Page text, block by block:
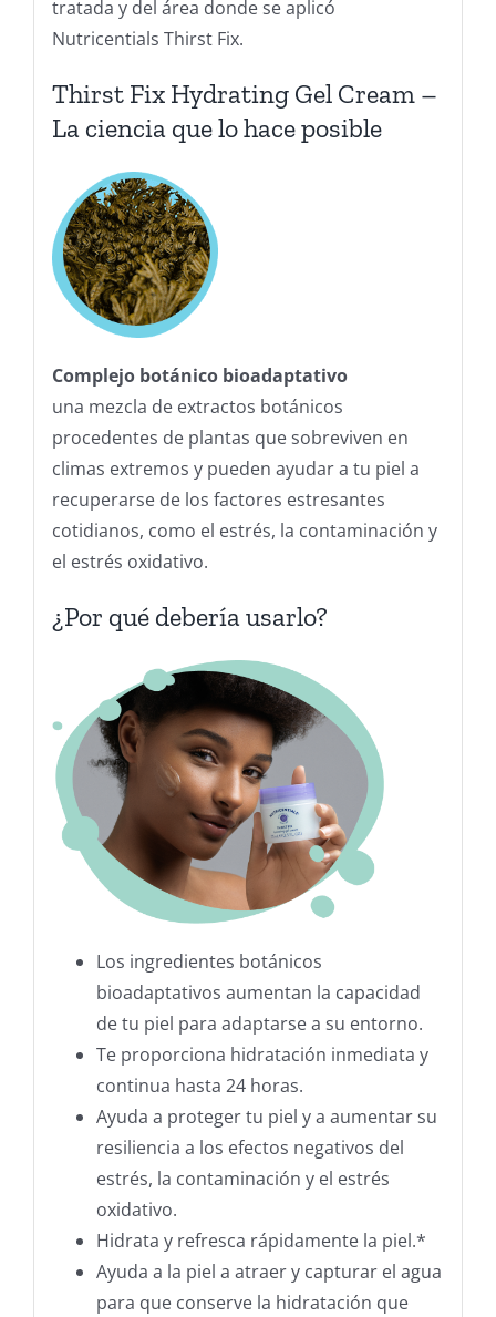
tratada y del área donde se aplicó
Nutricentials Thirst Fix.
Thirst Fix Hydrating Gel Cream –
La ciencia que lo hace posible
Complejo botánico bioadaptativo
una mezcla de extractos botánicos
procedentes de plantas que sobreviven en
climas extremos y pueden ayudar a tu piel a
recuperarse de los factores estresantes
cotidianos, como el estrés, la contaminación y
el estrés oxidativo.
¿Por qué debería usarlo?
Los ingredientes botánicos
bioadaptativos aumentan la capacidad
de tu piel para adaptarse a su entorno.
Te proporciona hidratación inmediata y
continua hasta 24 horas.
Ayuda a proteger tu piel y a aumentar su
resiliencia a los efectos negativos del
estrés, la contaminación y el estrés
oxidativo.
Hidrata y refresca rápidamente la piel.*
Ayuda a la piel a atraer y capturar el agua
para que conserve la hidratación que